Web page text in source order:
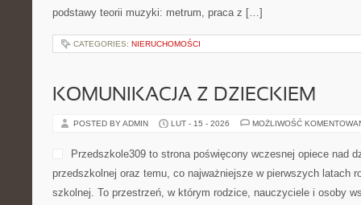
podstawy teorii muzyki: metrum, praca z […]
CATEGORIES: NIERUCHOMOŚCI
KOMUNIKACJA Z DZIECKIEM
POSTED BY ADMIN LUT - 15 - 2026 MOŻLIWOŚĆ
Przedszkole309 to strona poświęcony wczesnej opiece nad
przedszkolnej oraz temu, co najważniejsze w pierwszych latach
szkolnej. To przestrzeń, w którym rodzice, nauczyciele i osoby